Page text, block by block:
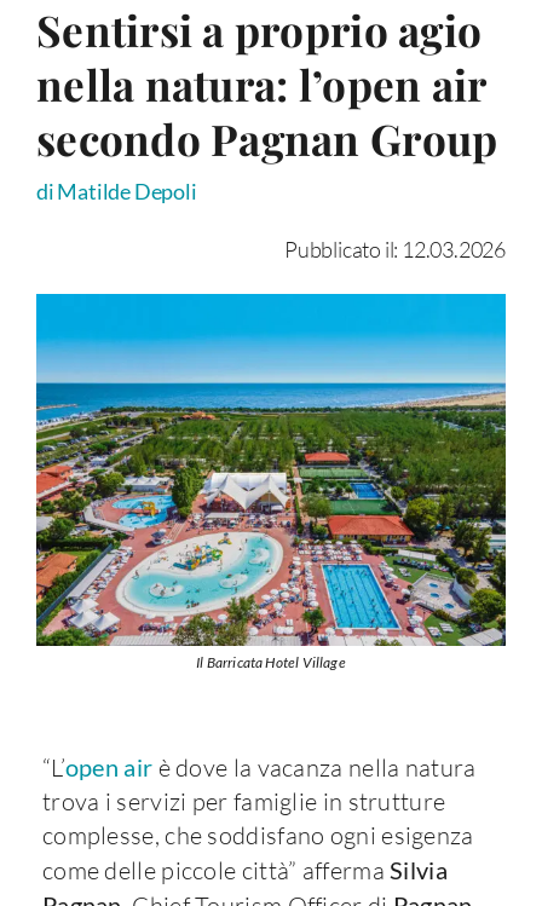
Sentirsi a proprio agio
nella natura: l’open air
secondo Pagnan Group
di Matilde Depoli
Pubblicato il: 12.03.2026
Il Barricata Hotel Village
“L’open air è dove la vacanza nella natura
trova i servizi per famiglie in strutture
complesse, che soddisfano ogni esigenza
come delle piccole città” afferma Silvia